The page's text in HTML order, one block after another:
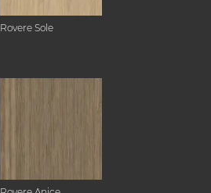
Rovere Sole